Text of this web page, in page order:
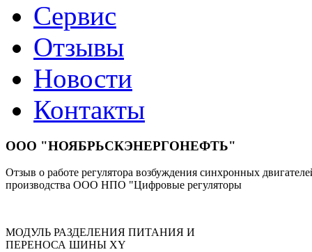
Сервис
Отзывы
Новости
Контакты
ООО "НОЯБРЬСКЭНЕРГОНЕФТЬ"
Отзыв о работе регулятора возбуждения синхронных
производства ООО НПО "Цифровые регуляторы
МОДУЛЬ РАЗДЕЛЕНИЯ ПИТАНИЯ И
ПЕРЕНОСА ШИНЫ XY